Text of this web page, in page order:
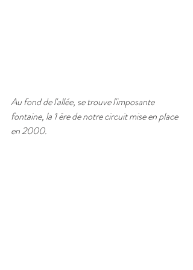
Au fond de l'allée, se trouve l'imposante
fontaine, la 1 ère de notre circuit mise en place
en 2000.